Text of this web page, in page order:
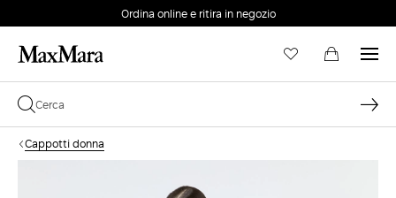
Ordina online e ritira in negozio
Cappotti donna